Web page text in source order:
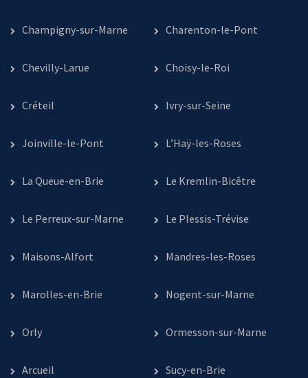
Champigny-sur-Marne Charenton-le-Pont
Chevilly-Larue Choisy-le-Roi
Créteil Ivry-sur-Seine
Joinville-le-Pont L’Haÿ-les-Roses
La Queue-en-Brie Le Kremlin-Bicêtre
Le Perreux-sur-Marne Le Plessis-Trévise
Maisons-Alfort Mandres-les-Roses
Marolles-en-Brie Nogent-sur-Marne
Orly Ormesson-sur-Marne
Arcueil Sucy-en-Brie